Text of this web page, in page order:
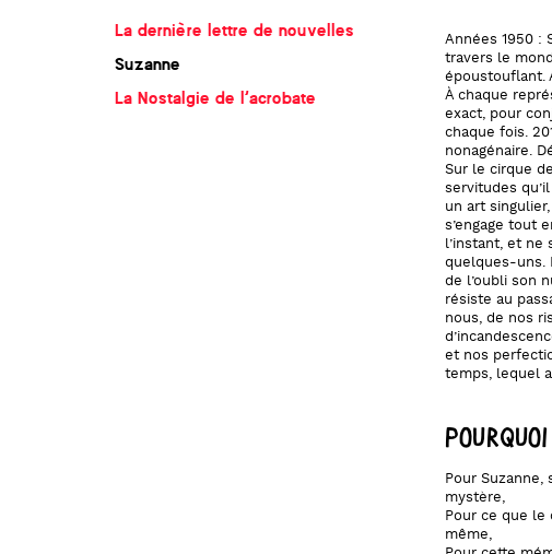
Années 1950 :
travers le
époustouflant.
À chaque
exact, pour
chaque fois.
nonagénaire.
Sur le cirque
servitudes
un art
s’engage tout
l’instant, et ne
quelques-uns.
de l’oubli son
résiste au
nous, de nos
et nos
temps, lequel
Pour Suzanne,
mystère,
Pour ce que
même,
La dernière lettre de nouvelles
Suzanne
La Nostalgie de l’acrobate